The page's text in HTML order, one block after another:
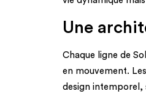
Une
Chaque ligne de
en mouvement.
design intemporel,